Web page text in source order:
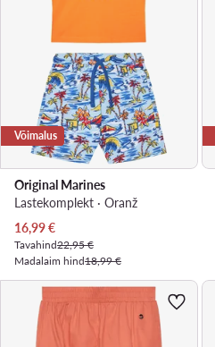
Võimalus
Original Marines
Lastekomplekt · Oranž
Praegune hind
16,99€
Tavahind22,95 €
Madalaim hind18,99 €